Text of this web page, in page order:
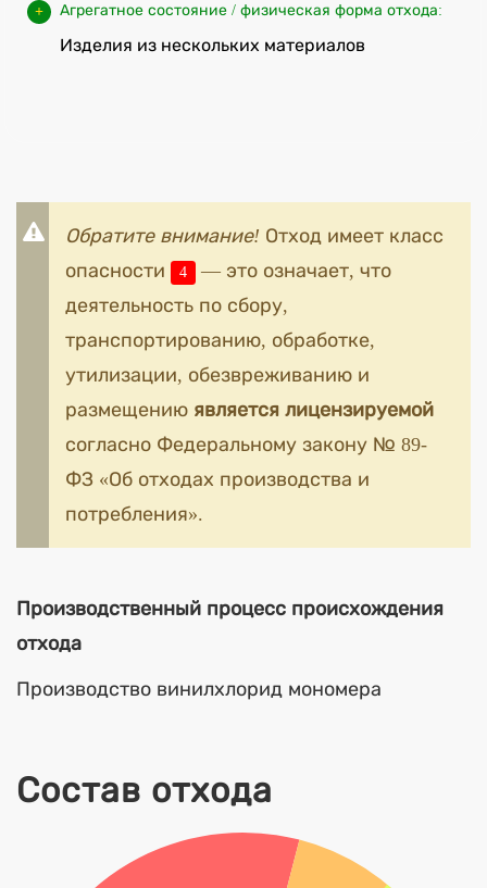
Агрегатное состояние / физическая форма отхода:
Изделия из нескольких материалов
Обратите внимание! Отход имеет класс
опасности
4
— это означает, что
деятельность по сбору,
транспортированию, обработке,
утилизации, обезвреживанию и
размещению является лицензируемой
согласно Федеральному закону № 89-
ФЗ «Об отходах производства и
потребления».
Производственный процесс происхождения
отхода
Производство винилхлорид мономера
Состав отхода